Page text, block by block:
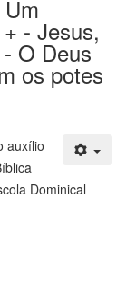
- Jesus,
O Deus
os potes
auxílio
Dominical